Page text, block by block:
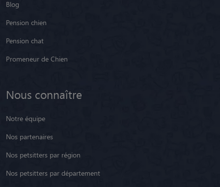
Blog
Pension chien
Pension chat
Promeneur de Chien
Nous connaître
Notre équipe
Nos partenaires
Nos petsitters par région
Nos petsitters par département